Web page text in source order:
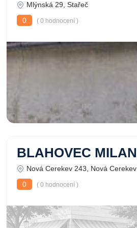
Mlýnská 29, Stařeč
0
( 0 hodnocení )
BLAHOVEC MILAN
Nová Cerekev 243, Nová Cerekev
0
( 0 hodnocení )